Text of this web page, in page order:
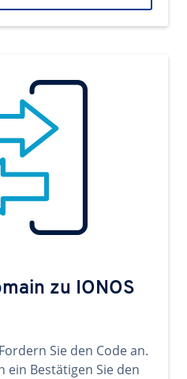
zu IONOS
Sie den Code an.
ein Bestätigen Sie den